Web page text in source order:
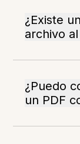
¿Existe
archivo
¿Puedo
un PDF